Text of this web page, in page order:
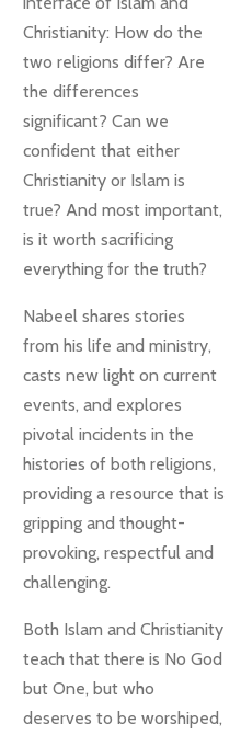
Christianity: How do the
two religions differ? Are
the differences
significant? Can we
confident that either
Christianity or Islam is
true? And most important,
is it worth sacrificing
everything for the truth?
Nabeel shares stories
from his life and ministry,
casts new light on current
events, and explores
pivotal incidents in the
histories of both religions,
providing a resource that is
gripping and thought-
provoking, respectful and
challenging.
Both Islam and Christianity
teach that there is No God
but One, but who
deserves to be worshiped,